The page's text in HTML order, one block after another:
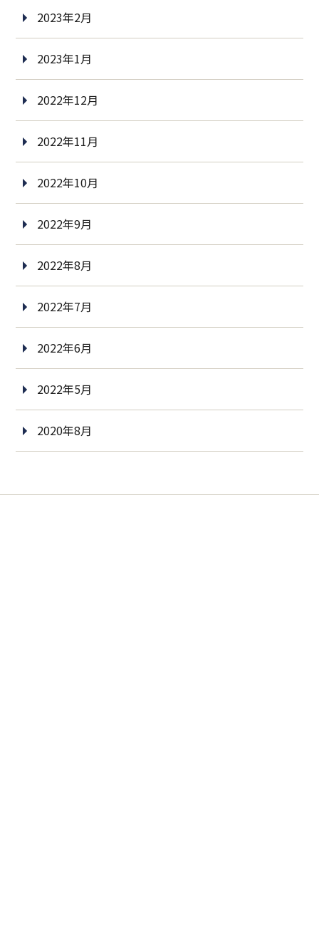
2023年2月
2023年1月
2022年12月
2022年11月
2022年10月
2022年9月
2022年8月
2022年7月
2022年6月
2022年5月
2020年8月